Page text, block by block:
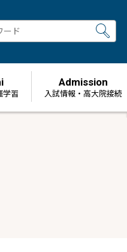
学習
Admission
⼊試情報・高大院接続